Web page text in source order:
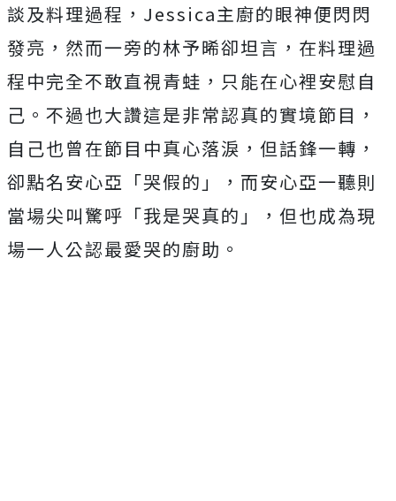
談及料理過程， Jessica主廚的眼神便閃閃
發亮，然而一旁的林予晞卻坦言， 在料理過
程中完全不敢直視青蛙，只能在心裡安慰自
己。 不過也大讚這是非常認真的實境節目，
自己也曾在節目中真心落淚， 但話鋒一轉，
卻點名安心亞「哭假的」， 而安心亞一聽則
當場尖叫驚呼「我是哭真的」， 但也成為現
場一人公認最愛哭的廚助。